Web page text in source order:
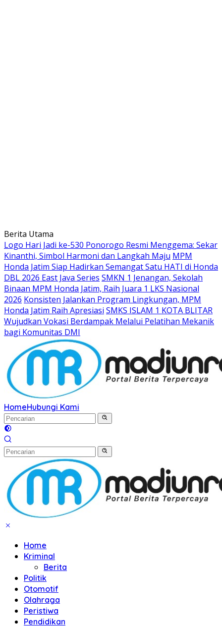
Langsung
ke
konten
Berita Utama
Logo Hari Jadi ke-530 Ponorogo Resmi Menggema: Sekar
Kinanthi, Simbol Harmoni dan Langkah Maju MPM
Honda Jatim Siap Hadirkan Semangat Satu HATI di Honda
DBL 2026 East Java Series SMKN 1 Jenangan, Sekolah
Binaan MPM Honda Jatim, Raih Juara 1 LKS Nasional
2026 Konsisten Jalankan Program Lingkungan, MPM
Honda Jatim Raih Apresiasi SMKS ISLAM 1 KOTA BLITAR
Wujudkan Vokasi Berdampak Melalui Pelatihan Mekanik
bagi Komunitas DMI
HomeHubungi Kami
Home
Kriminal
Berita
Politik
Otomotif
Olahraga
Peristiwa
Pendidikan